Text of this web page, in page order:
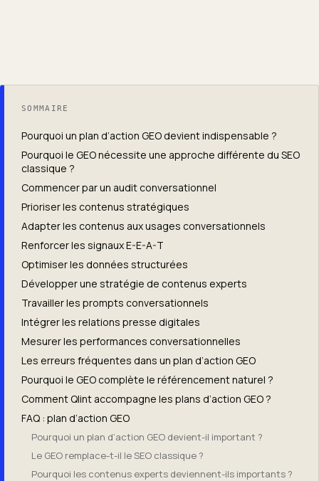
SOMMAIRE
Pourquoi un plan d’action GEO devient indispensable ?
Pourquoi le GEO nécessite une approche différente du SEO
classique ?
Commencer par un audit conversationnel
Prioriser les contenus stratégiques
Adapter les contenus aux usages conversationnels
Renforcer les signaux E-E-A-T
Optimiser les données structurées
Développer une stratégie de contenus experts
Travailler les prompts conversationnels
Intégrer les relations presse digitales
Mesurer les performances conversationnelles
Les erreurs fréquentes dans un plan d’action GEO
Pourquoi le GEO complète le référencement naturel ?
Comment Qlint accompagne les plans d’action GEO ?
FAQ : plan d’action GEO
Pourquoi un plan d’action GEO devient-il important ?
Le GEO remplace-t-il le SEO classique ?
Pourquoi les contenus experts deviennent-ils importants ?